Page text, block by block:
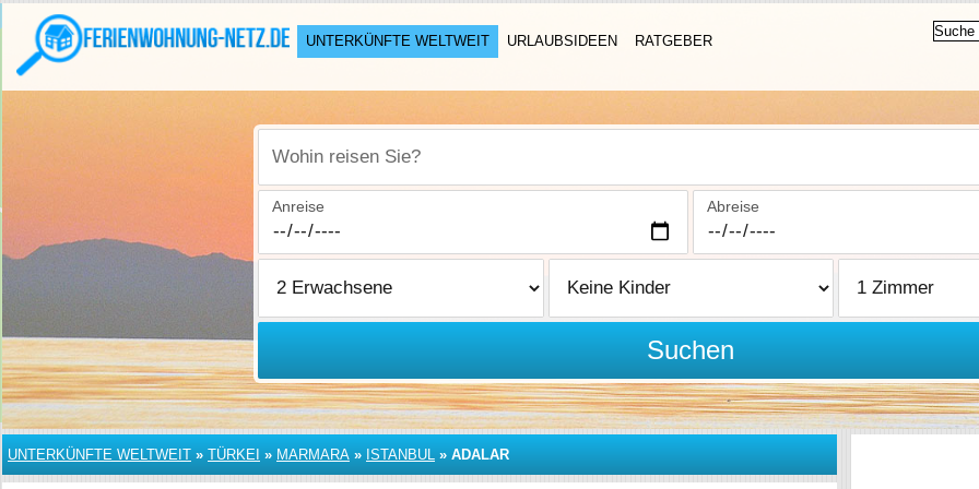
UNTERKÜNFTE WELTWEIT URLAUBSIDEEN RATGEBER
Wohin reisen Sie?
Anreise Abreise
Suchen
UNTERKÜNFTE WELTWEIT » TÜRKEI » MARMARA » ISTANBUL » ADALAR